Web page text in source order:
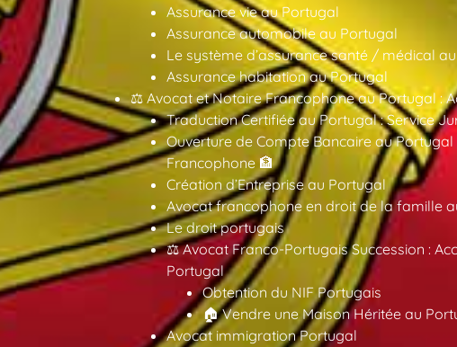
Assurance vie au Portugal
Assurance automobile au Portugal
Le système d’assurance santé / médical
Assurance habitation au Portugal
⚖️ Avocat et Notaire Francophone au Portugal :
Traduction Certifiée au Portugal : Service
Ouverture de Compte Bancaire au Portugal
Francophone 🏦
Création d’Entreprise au Portugal
Avocat francophone en droit de la famille
Le droit portugais
⚖️ Avocat Franco-Portugais Succession :
Portugal
Obtention du NIF Portugais
🏠 Vendre une Maison Héritée au
Avocat immigration Portugal